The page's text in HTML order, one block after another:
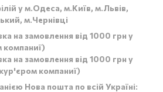
у м.Одеса, м.Київ, м.Львів,
м.Чернівці
на замовлення від 1000 грн у
компаниї)
на замовлення від 1000 грн у
компаниї)
Нова пошта по всій Україні: